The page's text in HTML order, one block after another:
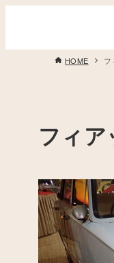
HOME フ
フィ